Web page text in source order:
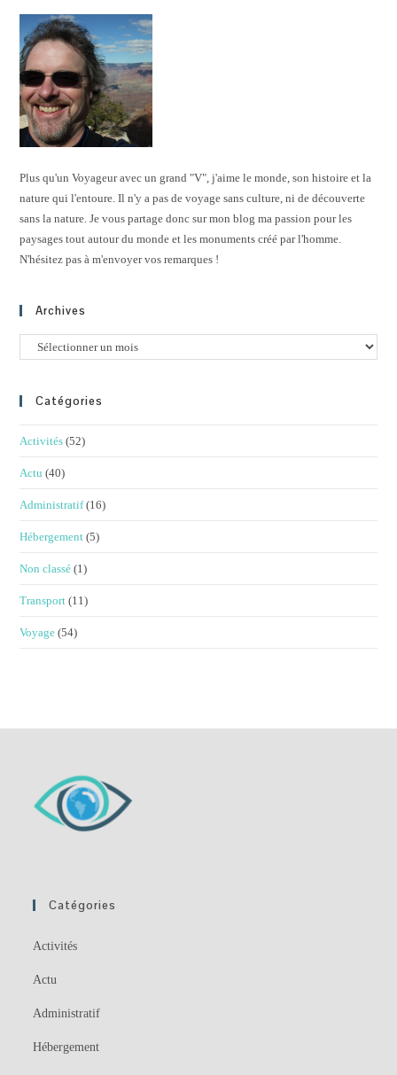
Plus qu'un Voyageur avec un grand "V", j'aime le monde, son histoire et la
nature qui l'entoure. Il n'y a pas de voyage sans culture, ni de découverte
sans la nature. Je vous partage donc sur mon blog ma passion pour les
paysages tout autour du monde et les monuments créé par l'homme.
N'hésitez pas à m'envoyer vos remarques !
Archives
Archives
Catégories
Activités (52)
Actu (40)
Administratif (16)
Hébergement (5)
Non classé (1)
Transport (11)
Voyage (54)
Catégories
Activités
Actu
Administratif
Hébergement